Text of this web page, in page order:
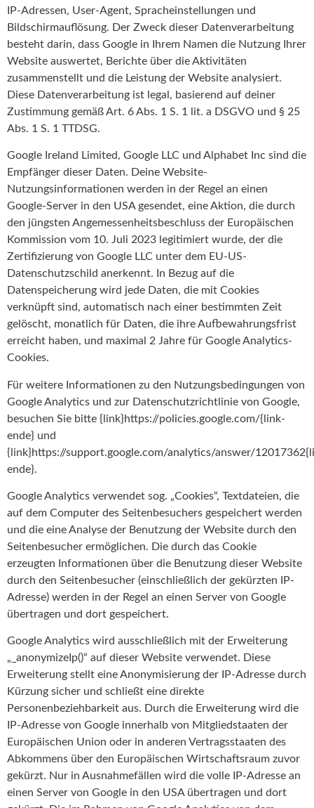
IP-Adressen, User-Agent, Spracheinstellungen und
Bildschirmauflösung. Der Zweck dieser Datenverarbeitung
besteht darin, dass Google in Ihrem Namen die Nutzung Ihrer
Website auswertet, Berichte über die Aktivitäten
zusammenstellt und die Leistung der Website analysiert.
Diese Datenverarbeitung ist legal, basierend auf deiner
Zustimmung gemäß Art. 6 Abs. 1 S. 1 lit. a DSGVO und § 25
Abs. 1 S. 1 TTDSG.
Google Ireland Limited, Google LLC und Alphabet Inc sind die
Empfänger dieser Daten. Deine Website-
Nutzungsinformationen werden in der Regel an einen
Google-Server in den USA gesendet, eine Aktion, die durch
den jüngsten Angemessenheitsbeschluss der Europäischen
Kommission vom 10. Juli 2023 legitimiert wurde, der die
Zertifizierung von Google LLC unter dem EU-US-
Datenschutzschild anerkennt. In Bezug auf die
Datenspeicherung wird jede Daten, die mit Cookies
verknüpft sind, automatisch nach einer bestimmten Zeit
gelöscht, monatlich für Daten, die ihre Aufbewahrungsfrist
erreicht haben, und maximal 2 Jahre für Google Analytics-
Cookies.
Für weitere Informationen zu den Nutzungsbedingungen von
Google Analytics und zur Datenschutzrichtlinie von Google,
besuchen Sie bitte {link}https://policies.google.com/{link-
ende} und
{link}https://support.google.com/analytics/answer/
ende}.
Google Analytics verwendet sog. „Cookies“, Textdateien, die
auf dem Computer des Seitenbesuchers gespeichert werden
und die eine Analyse der Benutzung der Website durch den
Seitenbesucher ermöglichen. Die durch das Cookie
erzeugten Informationen über die Benutzung dieser Website
durch den Seitenbesucher (einschließlich der gekürzten IP-
Adresse) werden in der Regel an einen Server von Google
übertragen und dort gespeichert.
Google Analytics wird ausschließlich mit der Erweiterung
„_anonymizeIp()“ auf dieser Website verwendet. Diese
Erweiterung stellt eine Anonymisierung der IP-Adresse durch
Kürzung sicher und schließt eine direkte
Personenbeziehbarkeit aus. Durch die Erweiterung wird die
IP-Adresse von Google innerhalb von Mitgliedstaaten der
Europäischen Union oder in anderen Vertragsstaaten des
Abkommens über den Europäischen Wirtschaftsraum zuvor
gekürzt. Nur in Ausnahmefällen wird die volle IP-Adresse an
einen Server von Google in den USA übertragen und dort